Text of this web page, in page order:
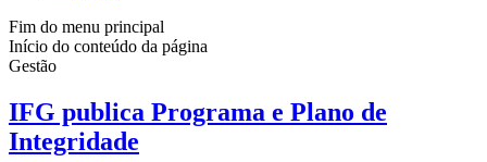
Fim do menu principal
Início do conteúdo da página
Gestão
IFG publica Programa e Plano de
Integridade